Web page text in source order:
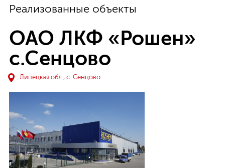
Проектирование
Поставка
Сервис
О компании
Реализованные объекты
Контакты
Реализованные объекты
ОАО ЛКФ «Рошен»
с.Сенцово
Липецкая обл., с. Сенцово